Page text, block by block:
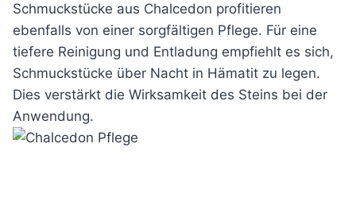
Schmuckstücke aus Chalcedon profitieren
ebenfalls von einer sorgfältigen Pflege. Für eine
tiefere Reinigung und Entladung empfiehlt es sich,
Schmuckstücke über Nacht in Hämatit zu legen.
Dies verstärkt die Wirksamkeit des Steins bei der
Anwendung.